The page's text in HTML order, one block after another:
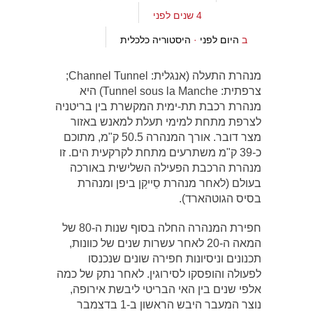
4 שנים לפני
ב היום לפני · היסטוריה כלכלית
מנהרת התעלה (אנגלית: Channel Tunnel;
צרפתית: Tunnel sous la Manche) היא
מנהרת רכבת תת-ימית המקשרת בין בריטניה
לצרפת מתחת למימי תעלת למאנש באזור
מצר דובר. אורך המנהרה 50.5 ק"מ, מתוכם
כ-39 ק"מ משתרעים מתחת לקרקעית הים. זו
מנהרת הרכבת הפעילה השלישית באורכה
בעולם (לאחר מנהרת סֵייקַן ביפן ומנהרת
בסיס הגוטהארד).
חפירת המנהרה החלה בסוף שנות ה-80 של
המאה ה-20 לאחר עשרות שנים של כוונות,
תכנונים וניסיונות חפירה שונים שנכנסו
לפעולה והופסקו לסירוגין. לאחר נתק של כמה
אלפי שנים בין האי הבריטי ליבשת אירופה,
נוצר המעבר היבש הראשון ב-1 בדצמבר